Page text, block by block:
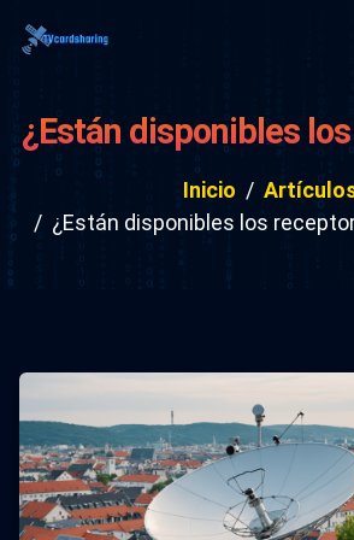
¿Están disponibles los
Vu+ en 2026?
Inicio
¿Están disponibles los